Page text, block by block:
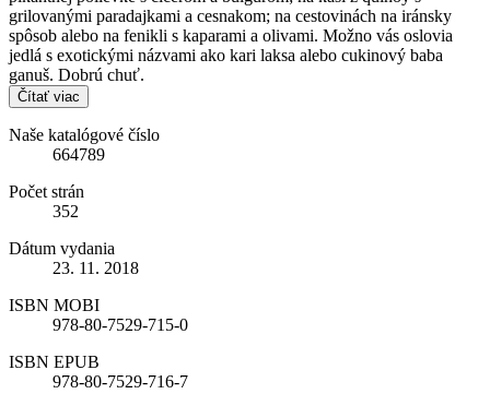
grilovanými paradajkami a cesnakom; na cestovinách na iránsky
spôsob alebo na fenikli s kaparami a olivami. Možno vás oslovia
jedlá s exotickými názvami ako kari laksa alebo cukinový baba
ganuš. Dobrú chuť.
Čítať viac
Naše katalógové číslo
664789
Počet strán
352
Dátum vydania
23. 11. 2018
ISBN MOBI
978-80-7529-715-0
ISBN EPUB
978-80-7529-716-7